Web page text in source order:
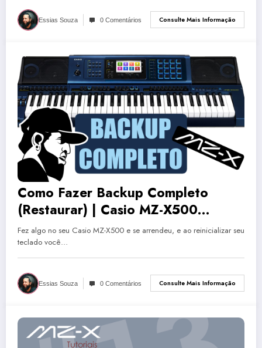
Essias Souza 0 Comentários Consulte Mais Informação
Como Fazer Backup Completo
(Restaurar) | Casio MZ-X500
(MZXEP14)
Fez algo no seu Casio MZ-X500 e se arrendeu, e ao reinicializar seu
teclado você…
Essias Souza 0 Comentários Consulte Mais Informação